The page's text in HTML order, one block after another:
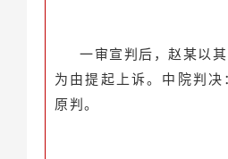
一审宣判后，赵某以
为由提起上诉。中院判
原判。